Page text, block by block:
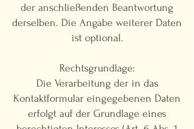
der anschließenden Beantwortung
derselben. Die Angabe weiterer Daten
ist optional.
Rechtsgrundlage:
Die Verarbeitung der in das
Kontaktformular eingegebenen Daten
erfolgt auf der Grundlage eines